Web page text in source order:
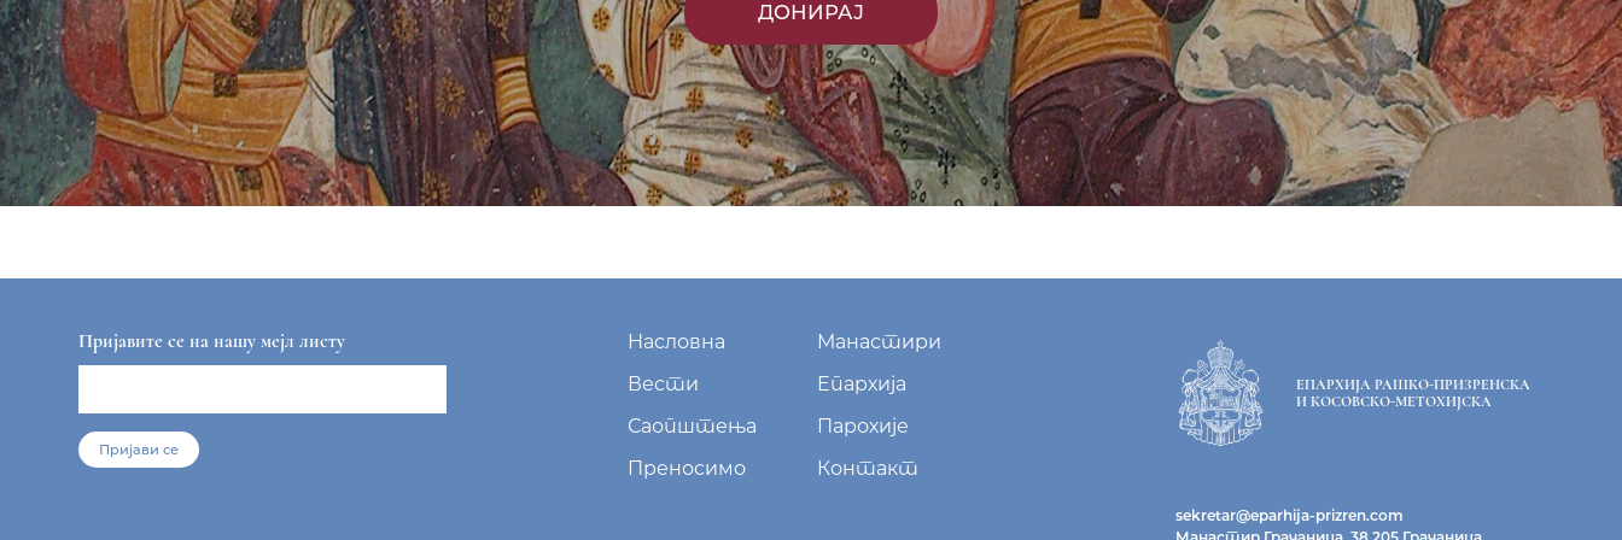
ДОНИРАЈ
Пријавите се на нашу мејл листу
Пријави се
Насловна
Манастири
Вести
Епархија
Саопштења
Парохије
Преносимо
Контакт
ЕПАРХИЈА РАШКО-ПРИЗРЕНСКА
И КОСОВСКО-МЕТОХИЈСКА
sekretar@eparhija-prizren.com